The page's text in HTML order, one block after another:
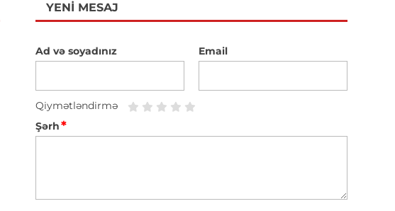
YENI MESAJ
Ad və soyadınız Email
Qiymətləndirmə
Şərh*